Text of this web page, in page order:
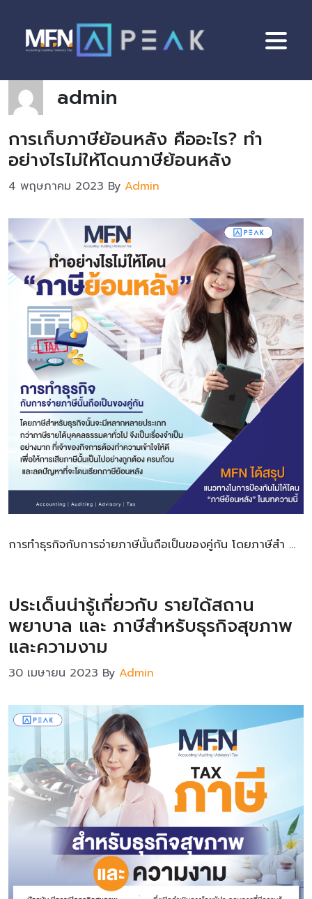
content
admin
การเก็บภาษีย้อนหลัง คืออะไร? ทำ
อย่างไรไม่ให้โดนภาษีย้อนหลัง
4 พฤษภาคม 2023 By Admin
การทำธุรกิจกับการจ่ายภาษีนั้นถือเป็นของคู่กัน โดยภาษีสำ …
ประเด็นน่ารู้เกี่ยวกับ รายได้สถาน
พยาบาล และ ภาษีสำหรับธุรกิจสุขภาพ
และความงาม
30 เมษายน 2023 By Admin